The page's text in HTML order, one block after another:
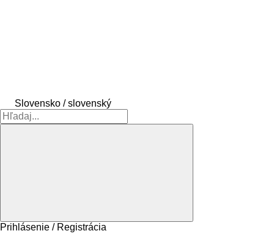
Slovensko / slovenský
Prihlásenie / Registrácia